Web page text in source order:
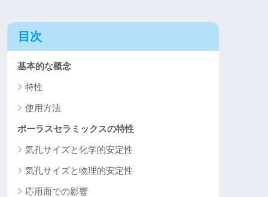
目次
基本的な概念
特性
使用方法
ポーラスセラミックスの特性
気孔サイズと化学的安定性
気孔サイズと物理的安定性
応用面での影響